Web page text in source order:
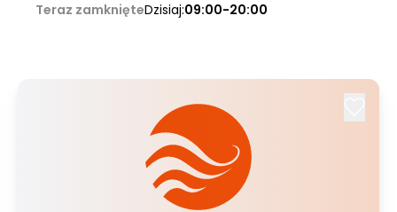
Teraz zamknięteDzisiaj:09:00-20:00